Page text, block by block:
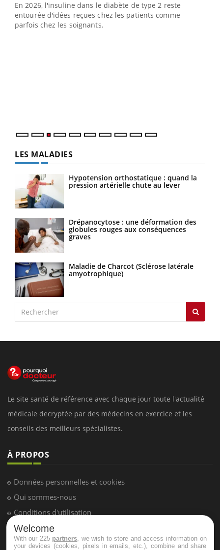
En 2026, l'insuline dans le diabète de type 2 reste
entourée d'idées reçues chez les patients comme
parfois chez les soignants.
LES MALADIES
Hypotension orthostatique : quand la
pression artérielle chute au lever
Drépanocytose : une déformation des
globules rouges aux conséquences
graves
Maladie de Charcot (Sclérose latérale
amyotrophique)
Le site santé de référence avec chaque jour toute l'actualité
médicale decryptée par des médecins en exercice et les
conseils des meilleurs spécialistes.
À PROPOS
Données personnelles et cookies
Qui sommes-nous
Conditions d'utilisation
Plan du site
Mentions Légales
Welcome
With our 225 partners , we wish to store and access information on
your devices (cookies, pixels in emails, etc.), combine and share